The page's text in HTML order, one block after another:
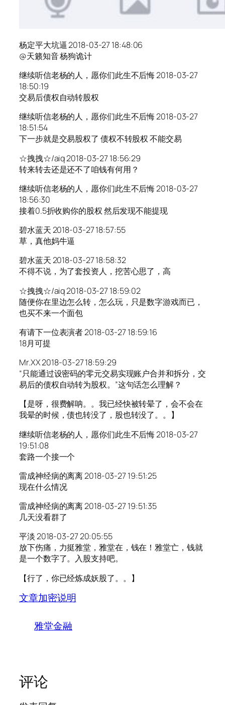
杨定平大坑逼 2018-03-27 18:48:06
@天籁知音 杨狗诡计
继续听信老杨的人，愿你们此生不后悔 2018-03-27
18:50:19
交易后债权自动转股权
继续听信老杨的人，愿你们此生不后悔 2018-03-27
18:51:54
下一步就是交易股权了 债权不转股权 不能交易
☆拽拽☆/aiq 2018-03-27 18:56:29
转来转去还是还不了咱钱有何用？
继续听信老杨的人，愿你们此生不后悔 2018-03-27
18:56:30
接着0.5折收购你的股权 然后发现不能提现
碧水蓝天 2018-03-27 18:57:55
草，真他妈牛逼
碧水蓝天 2018-03-27 18:58:32
不得不说，为了套投资人，挖苦心思了，高
☆拽拽☆/aiq 2018-03-27 18:59:02
随便你在里边怎么转，怎么玩，只是数字游戏而已，
也买不来一个面包
有请下一位表演者 2018-03-27 18:59:16
18月可提
Mr.XX 2018-03-27 18:59:29
“只能通过设密码的零元交易实现账户合并和拆分，交
易后的债权自动转为股权。”这句话怎么理解？
【是呀，很费解呐。。我已经快被转晕了，会不会在
我晕的时候，债也转没了，股也转没了。。】
继续听信老杨的人，愿你们此生不后悔 2018-03-27
19:51:08
套路一个接一个
雷成神经病的离离 2018-03-27 19:51:25
现在什么情况
雷成神经病的离离 2018-03-27 19:51:35
几天没看群了
平淡 2018-03-27 20:05:55
放下伤痛，力挺雅堂，雅堂在，钱在！雅堂亡，钱就
是一个数字了。入股支持吧。
【行了，你已经炼成妖股了。。】
文章加密说明
雅堂金融
评论